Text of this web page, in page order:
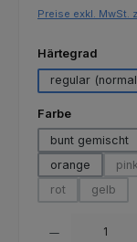
Preise exkl. MwSt.
Härtegrad
regular
Farbeauswählen
bunt gemischt
orange
pink
rot
(Diese Option
gelb
(Diese